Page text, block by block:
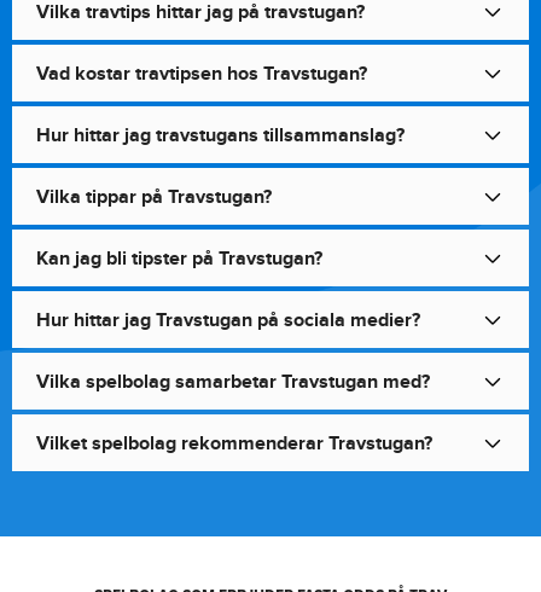
Vilka travtips hittar jag på travstugan?
Vad kostar travtipsen hos Travstugan?
Hur hittar jag travstugans tillsammanslag?
Vilka tippar på Travstugan?
Kan jag bli tipster på Travstugan?
Hur hittar jag Travstugan på sociala medier?
Vilka spelbolag samarbetar Travstugan med?
Vilket spelbolag rekommenderar Travstugan?